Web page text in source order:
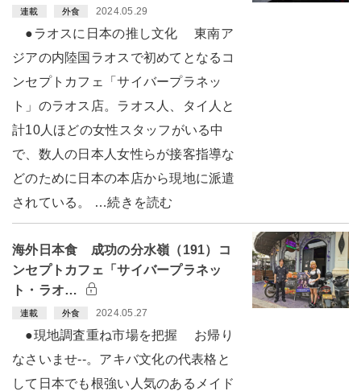
連載 外食 2024.05.29
●ラオスに日本の推し文化 東南ア
ジアの内陸国ラオスで初めてとなるコ
ンセプトカフェ「サイバープラネッ
ト」のラオス店。ラオス人、タイ人と
計10人ほどの女性スタッフがいる中
で、数人の日本人女性らが接客指導な
どのために日本の本店から現地に派遣
されている。 …続きを読む
海外日本食 成功の分水嶺（191）コ
ンセプトカフェ「サイバープラネッ
ト・ラオ…
連載 外食 2024.05.27
●現地調査重ね市場を把握 お帰り
なさいませ--。アキバ文化の代表格と
して日本でも根強い人気のあるメイド